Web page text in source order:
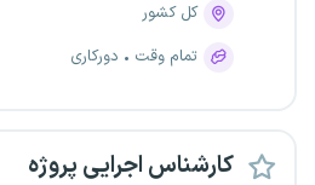
کل کشور
تمام وقت
دورکاری
کارشناس اجرایی پروژه